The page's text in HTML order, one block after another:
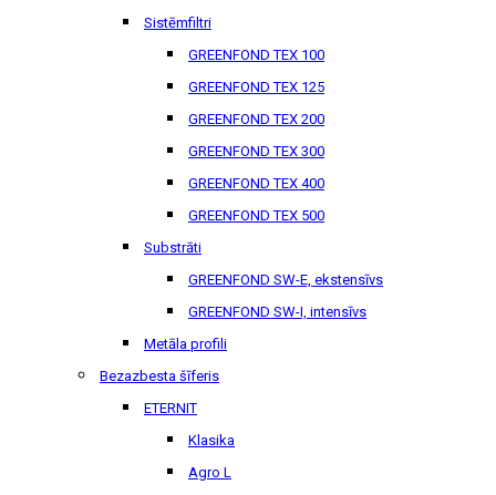
Sistēmfiltri
GREENFOND TEX 100
GREENFOND TEX 125
GREENFOND TEX 200
GREENFOND TEX 300
GREENFOND TEX 400
GREENFOND TEX 500
Substrāti
GREENFOND SW-E, ekstensīvs
GREENFOND SW-I, intensīvs
Metāla profili
Bezazbesta šīferis
ETERNIT
Klasika
Agro L